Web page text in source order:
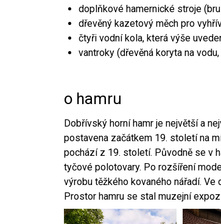
doplňkové hamernické stroje
dřevěný kazetový měch pro
čtyři vodní kola, která výše
vantroky (dřevěná koryta na
o hamru
Dobřívský horní hamr je největší a
postavena začátkem 19. století na
pochází z 19. století. Původně se v
tyčové polotovary. Po rozšíření
výrobu těžkého kovaného nářadí.
Prostor hamru se stal muzejní